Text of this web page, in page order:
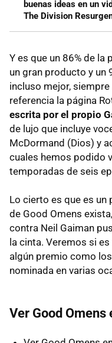
buenas ideas en un
The Division
Y es que un 86% de la
un gran producto y un
incluso mejor,
referencia la página
escrita por el propio
de lujo que incluye
McDormand (Dios) y
cuales hemos podido
temporadas de seis
Lo cierto es que es un
de Good Omens
contra Neil Gaiman
la cinta. Veremos si
algún premio como
nominada en varias
Ver Good